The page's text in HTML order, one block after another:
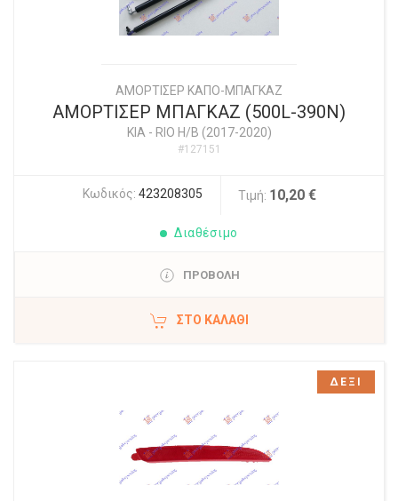
ΑΜΟΡΤΙΣΕΡ ΚΑΠΟ-ΜΠΑΓΚΑΖ
ΑΜΟΡΤΙΣΕΡ ΜΠΑΓΚΑΖ (500L-390N)
KIA - RIO Η/Β (2017-2020)
#127151
Κωδικός: 423208305 Τιμή: 10,20 €
Διαθέσιμο
ΠΡΟΒΟΛΗ
ΣΤΟ ΚΑΛΆΘΙ
ΔΕΞΙ